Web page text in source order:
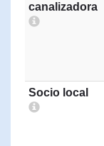
canalizadora
Socio local